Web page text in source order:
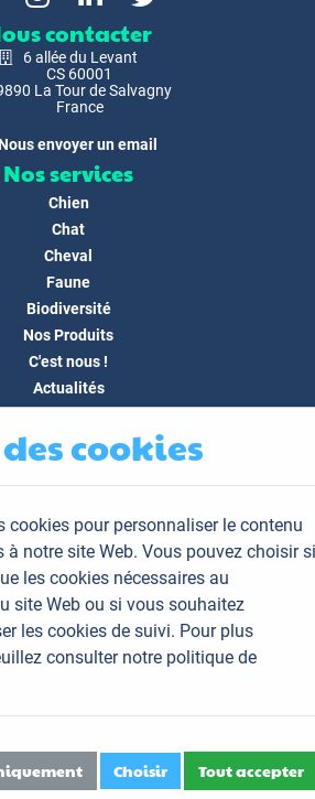
contacter
6 allée du Levant
CS 60001
La Tour de Salvagny
France
envoyer un email
Nos services
Chien
Chat
Cheval
Faune
Biodiversité
Nos Produits
C'est nous !
Actualités
FAQ
Mon espace
Mes animaux
Mes résultats
Mes commandes
Mes factures
cookies
cookies pour personnaliser le contenu
à notre site Web. Vous pouvez choisir si
les cookies nécessaires au
site Web ou si vous souhaitez
les cookies de suivi. Pour plus
consulter notre politique de
Choisir Tout accepter